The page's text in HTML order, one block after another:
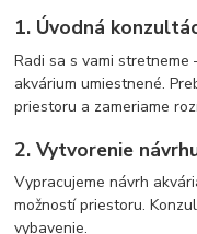
1. Úvodná
Radi sa s vami stretneme
akvárium umiestnené.
priestoru a zameriame
2. Vytvorenie
Vypracujeme návrh
možností priestoru.
vybavenie.